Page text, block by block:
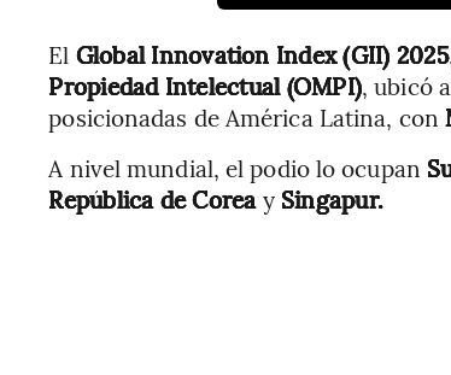
El Global Innovation Index (GII) 2025
Propiedad Intelectual (OMPI), ubicó
posicionadas de América Latina, con
A nivel mundial, el podio lo ocupan
República de Coreay Singapur.